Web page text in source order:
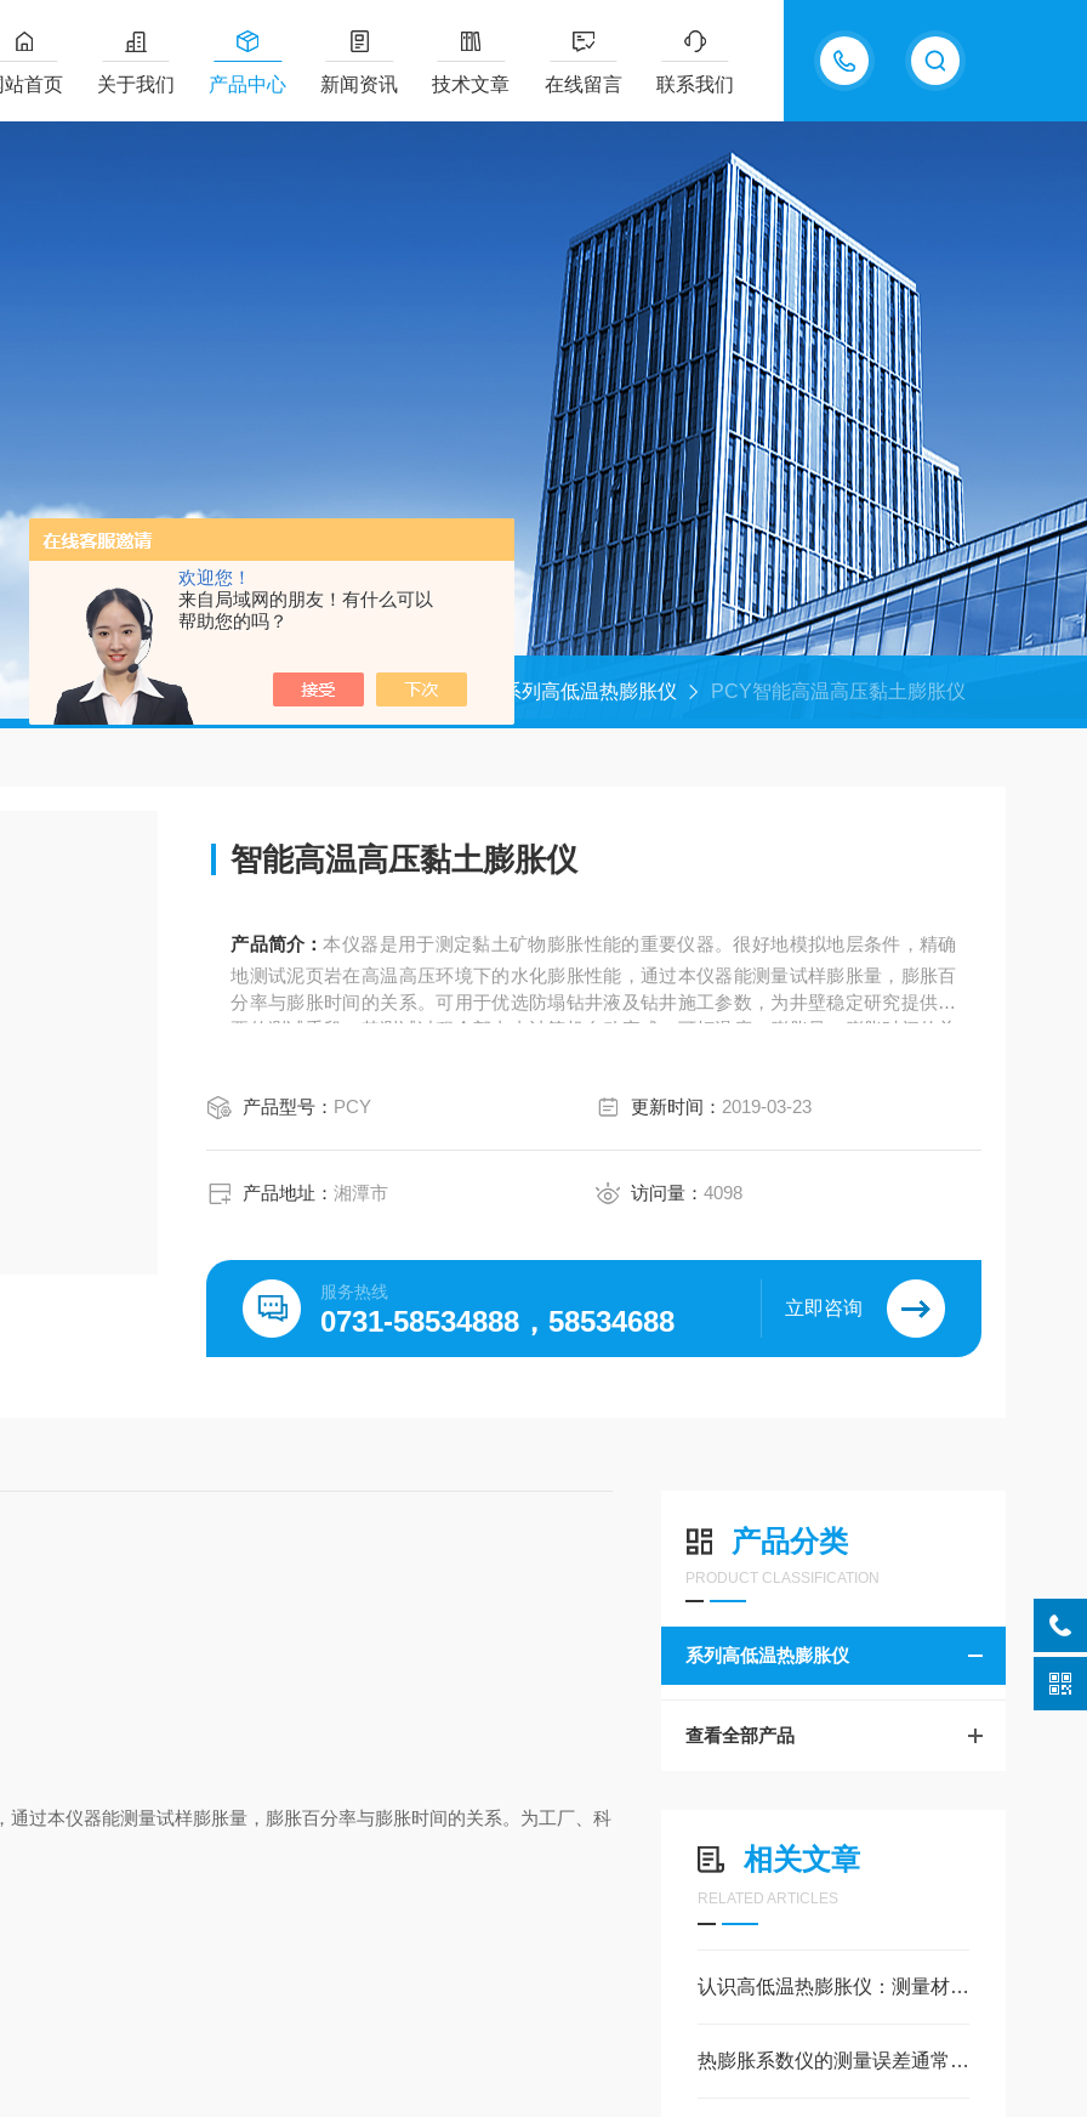
欢迎您！
来自局域网的朋友！有什么可以
帮助您的吗？
13607322318
站首页 关于我们 产品中心 新闻资讯 技术文章 在线留言 联系我们
首页 产品中心 系列高低温热膨胀仪 PCY智能高温高压黏土膨胀仪
智能高温高压黏土膨胀仪
产品简介：本仪器是用于测定黏土矿物膨胀性能的重要仪器。很好地模拟地层条件，精确
地测试泥页岩在高温高压环境下的水化膨胀性能，通过本仪器能测量试样膨胀量，膨胀百
分率与膨胀时间的关系。可用于优选防塌钻井液及钻井施工参数，为井壁稳定研究提供重
要的测试手段。其测试过程全部由由计算机自动完成，可打温度、膨胀量、膨胀时间的关
产品型号： PCY 更新时间： 2019-03-23
产品地址：湘潭市 访问量： 4098
服务热线
0731-58534888，58534688 立即咨询
产品分类
PRODUCT CLASSIFICATION
系列高低温热膨胀仪
查看全部产品
相关文章
RELATED ARTICLES
认识高低温热膨胀仪：测量材料“冷热身形”的科学工具
热膨胀系数仪的测量误差通常可控制在很小的范围内
过本仪器能测量试样膨胀量，膨胀百分率与膨胀时间的关系。为工厂、科